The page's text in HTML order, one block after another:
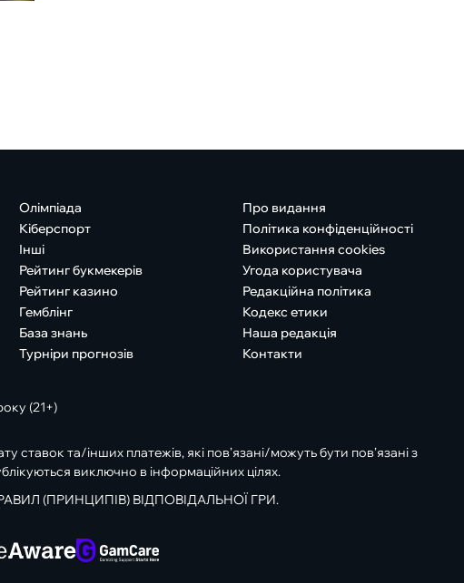
Олімпіада
Кіберспорт
Інші
Рейтинг букмекерів
Рейтинг казино
Гемблінг
База знань
Турніри прогнозів
Про видання
Політика конфіденційності
Використання cookies
Угода користувача
Редакційна політика
Кодекс етики
Наша редакція
Контакти
(21+)
ставок та/інших платежів, які пов’язані/можуть бути пов’язані з
виключно в інформаційних цілях.
(ПРИНЦИПІВ) ВІДПОВІДАЛЬНОЇ ГРИ.